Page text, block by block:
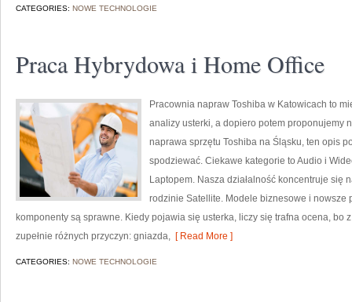
CATEGORIES: NOWE TECHNOLOGIE
Praca Hybrydowa i Home Office
Pracownia napraw Toshiba w Katowicach to
analizy usterki, a dopiero potem proponujemy
naprawa sprzętu Toshiba na Śląsku, ten opis
spodziewać. Ciekawe kategorie to Audio i
Laptopem. Nasza działalność koncentruje się
rodzinie Satellite. Modele biznesowe i nowsze
komponenty są sprawne. Kiedy pojawia się usterka, liczy się trafna ocena, bo
zupełnie różnych przyczyn: gniazda, [ Read More ]
CATEGORIES: NOWE TECHNOLOGIE